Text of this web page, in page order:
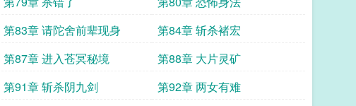
第83章 请陀舍前辈现身
第84章 斩杀褚宏
第87章 进入苍冥秘境
第88章 大片灵矿
第91章 斩杀阴九剑
第92章 两女有难